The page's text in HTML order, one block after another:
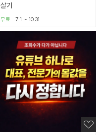
살기
7.1 ~ 10.31
무료